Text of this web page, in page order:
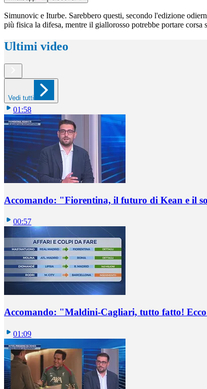
Simunovic e Iturbe. Sarebbero questi, secondo l'edizione
più fisica la difesa, mentre il giallorosso potrebbe portare corsa
Ultimi video
Vedi tutti
01:58
Accomando: "Fiorentina, il futuro di Kean e il
00:57
Accomando: "Maldini-Cagliari, tutto fatto!
01:09